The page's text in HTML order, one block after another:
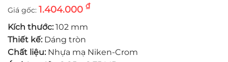
1.404.000 ₫
Kích thước: 102 mm
Thiết kế: Dáng tròn
Chất liệu: Nhựa mạ Niken-Crom